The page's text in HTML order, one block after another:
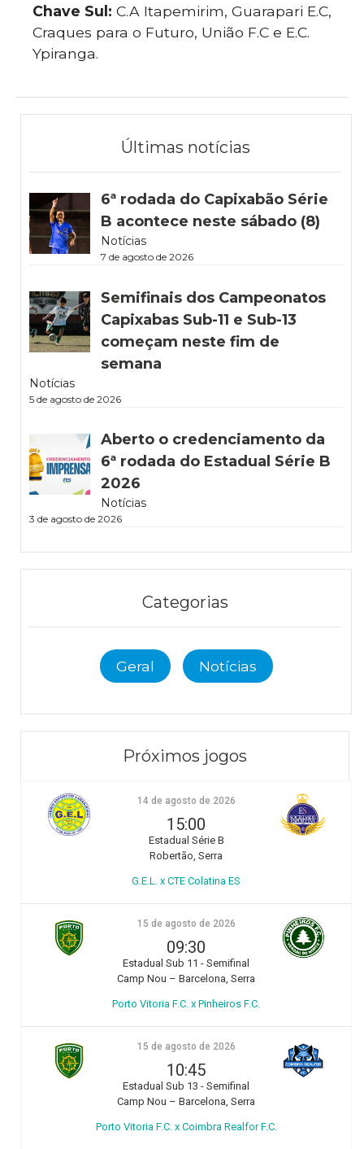
Chave Sul: C.A Itapemirim, Guarapari E.C,
Craques para o Futuro, União F.C e E.C.
Ypiranga.
Últimas notícias
6ª rodada do Capixabão Série
B acontece neste sábado (8)
Notícias
7 de agosto de 2026
Semifinais dos Campeonatos
Capixabas Sub-11 e Sub-13
começam neste fim de
semana
Notícias
5 de agosto de 2026
Aberto o credenciamento da
6ª rodada do Estadual Série B
2026
Notícias
3 de agosto de 2026
Categorias
Geral Notícias
Próximos jogos
14 de agosto de 2026
15:00
Estadual Série B
Robertão, Serra
G.E.L. x CTE Colatina ES
15 de agosto de 2026
09:30
Estadual Sub 11 - Semifinal
Camp Nou – Barcelona, Serra
Porto Vitoria F.C. x Pinheiros F.C.
15 de agosto de 2026
10:45
Estadual Sub 13 - Semifinal
Camp Nou – Barcelona, Serra
Porto Vitoria F.C. x Coimbra Realfor F.C.